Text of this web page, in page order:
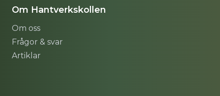
Om Hantverkskollen
Om oss
Frågor & svar
Artiklar